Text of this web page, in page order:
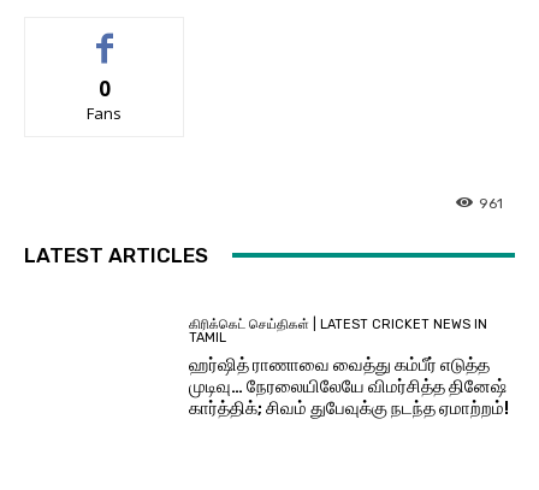
0
Fans
961
LATEST ARTICLES
கிரிக்கெட் செய்திகள் | LATEST CRICKET NEWS IN
TAMIL
ஹர்ஷித் ராணாவை வைத்து கம்பீர் எடுத்த
முடிவு… நேரலையிலேயே விமர்சித்த தினேஷ்
கார்த்திக்; சிவம் துபேவுக்கு நடந்த ஏமாற்றம்!